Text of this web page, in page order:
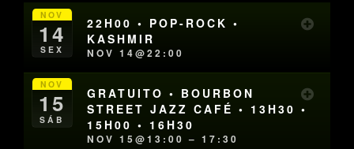
NOV
14
SEX
22H00 • POP-ROCK •
KASHMIR
NOV 14@22:00
NOV
15
SÁB
GRATUITO • BOURBON
STREET JAZZ CAFÉ • 13H30 •
15H00 • 16H30
NOV 15@13:00 – 17:30